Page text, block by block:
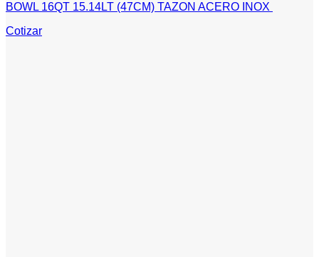
BOWL 16QT 15.14LT (47CM) TAZON ACERO INOX
Cotizar